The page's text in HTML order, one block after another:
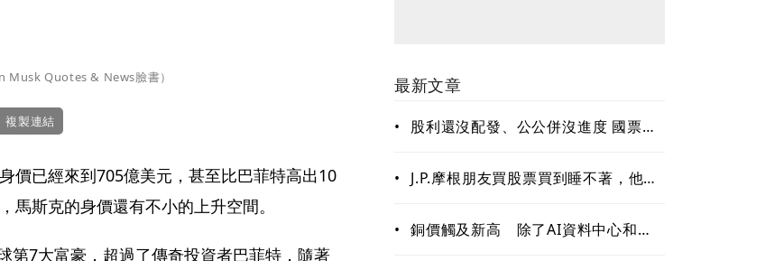
Musk Quotes & News臉書）
複製連結
價已經來到705億美元，甚至比巴菲特高出10
馬斯克的身價還有不小的上升空間。
第7大富豪，超過了傳奇投資者巴菲特，隨著
最新文章
•
股利還沒配發、公公併沒進度 國票金
•
J.P.摩根朋友買股票買到睡不著，他只
賺錢的關鍵能力
• 銅價觸及新高 除了AI資料中心和電